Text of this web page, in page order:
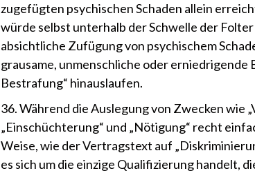
zugefügten psychischen Schaden allein
würde selbst unterhalb der Schwelle der
absichtliche Zufügung von psychischem
grausame, unmenschliche oder erniedrigende
Bestrafung“ hinauslaufen.
36. Während die Auslegung von Zwecken wie
„Einschüchterung“ und „Nötigung“ recht
Weise, wie der Vertragstext auf
es sich um die einzige Qualifizierung handelt,